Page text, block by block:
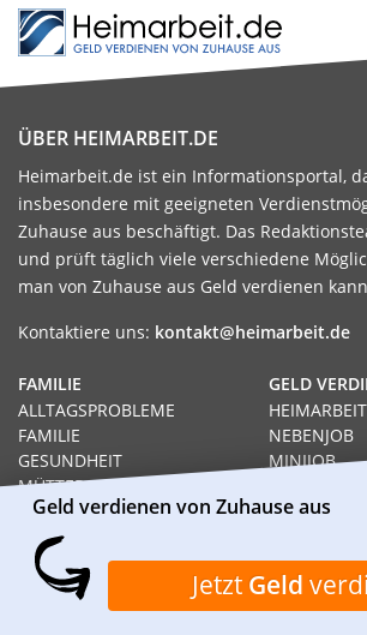
ÜBER HEIMARBEIT.DE
Heimarbeit.de ist ein Informationsportal,
insbesondere mit geeigneten
Zuhause aus beschäftigt. Das
und prüft täglich viele verschiedene
man von Zuhause aus Geld verdienen
Kontaktiere uns: kontakt@heimarbeit.de
GELD
HEIMARBEIT
NEBENJOB
MINIJOB
JOB
HEIMARBEIT
GELD
ZUHAUSE
FAMILIE
ALLTAGSPROBLEME
FAMILIE
GESUNDHEIT
MÜTTER
ALLEINERZIEHEND
WISSENSWERTES
RECHT
SOZIALHILFE
Geld verdienen von Zuhause aus
Jetzt Geld